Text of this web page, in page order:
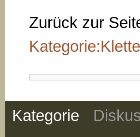
Zurück zur
Kategorie